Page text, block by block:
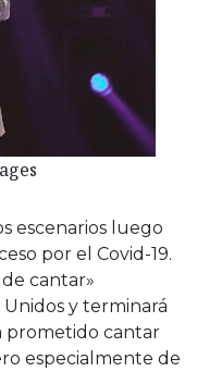
escenarios luego
por el Covid-19.
cantar»
y terminará
prometido cantar
especialmente de